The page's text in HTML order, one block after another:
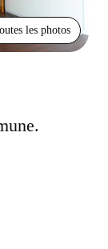
les photos